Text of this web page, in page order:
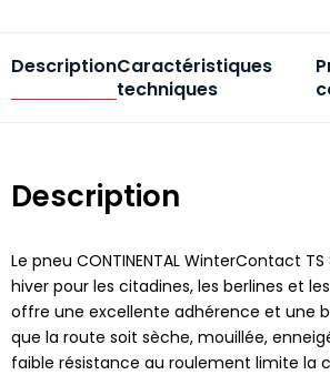
DescriptionCaractéristiques
techniques
Description
Le pneu CONTINENTAL WinterContact
hiver pour les citadines, les berlines et
offre une excellente adhérence et une
que la route soit sèche, mouillée,
faible résistance au roulement limite la